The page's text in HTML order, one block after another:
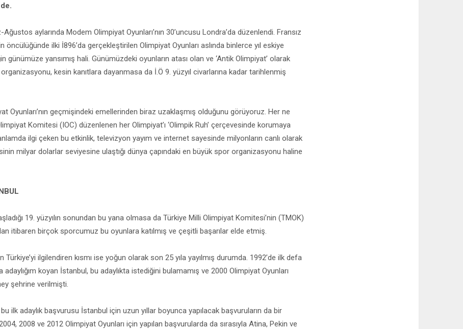
aylarında Modem Olimpiyat Oyunları’nın 30’uncusu Londra’da düzenlendi. Fransız
öncülüğünde ilki İ896’da gerçekleştirilen Olimpiyat Oyunları aslında binlerce yıl eskiye
günümüze yansımış hali. Günümüzdeki oyunların atası olan ve ‘Antik Olimpiyat’ olarak
organizasyonu, kesin kanıtlara dayanmasa da İ.Ö 9. yüzyıl civarlarına kadar tarihlenmiş
Oyunları’nın geçmişindeki emellerinden biraz uzaklaşmış olduğunu görüyoruz. Her ne
Komitesi (IOC) düzenlenen her Olimpiyat’ı ‘Olimpik Ruh’ çerçevesinde korumaya
ilgi çeken bu etkinlik, televizyon yayım ve internet sayesinde milyonların canlı olarak
milyar dolarlar seviyesine ulaştığı dünya çapındaki en büyük spor organizasyonu haline
19. yüzyılın sonundan bu yana olmasa da Türkiye Milli Olimpiyat Komitesi’nin (TMOK)
itibaren birçok sporcumuz bu oyunlara katılmış ve çeşitli başarılar elde etmiş.
Türkiye’yi ilgilendiren kısmı ise yoğun olarak son 25 yıla yayılmış durumda. 1992’de ilk defa
adaylığım koyan İstanbul, bu adaylıkta istediğini bulamamış ve 2000 Olimpiyat Oyunları
şehrine verilmişti.
bu ilk adaylık başvurusu İstanbul için uzun yıllar boyunca yapılacak başvuruların da bir
2008 ve 2012 Olimpiyat Oyunları için yapılan başvurularda da sırasıyla Atina, Pekin ve